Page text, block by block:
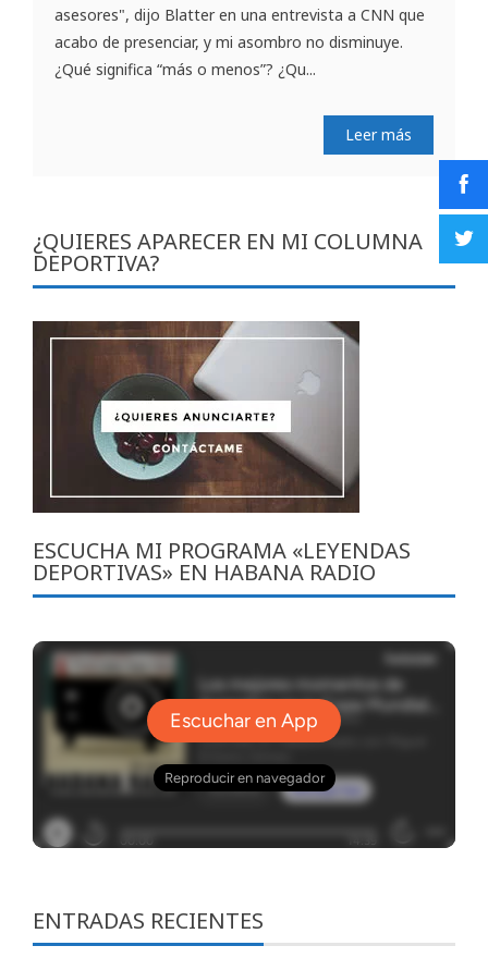
asesores", dijo Blatter en una entrevista a CNN que
acabo de presenciar, y mi asombro no disminuye.
¿Qué significa “más o menos”? ¿Qu...
Leer más
¿QUIERES APARECER EN MI COLUMNA
DEPORTIVA?
ESCUCHA MI PROGRAMA «LEYENDAS
DEPORTIVAS» EN HABANA RADIO
ENTRADAS RECIENTES